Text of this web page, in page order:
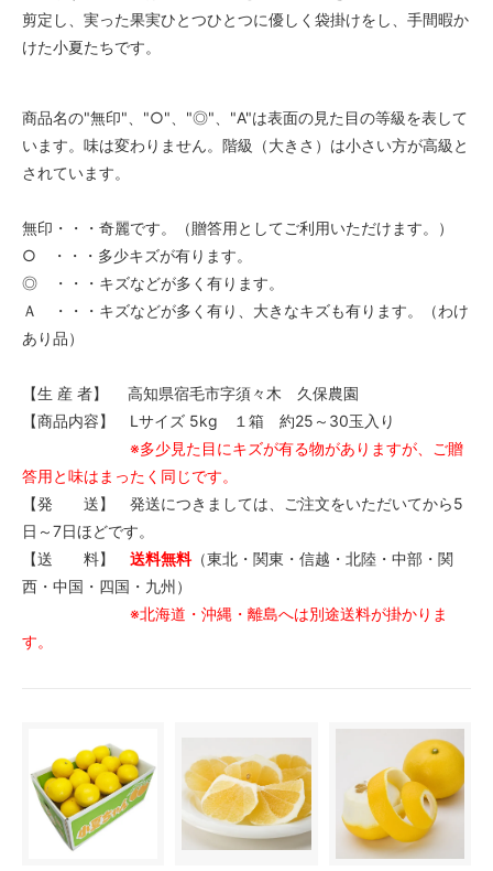
剪定し、実った果実ひとつひとつに優しく袋掛けをし、手間暇か
けた小夏たちです。
商品名の"無印"、"○"、"◎"、"A"は表面の見た目の等級を表して
います。味は変わりません。階級（大きさ）は小さい方が高級と
されています。
無印・・・奇麗です。（贈答用としてご利用いただけます。）
○ ・・・多少キズが有ります。
◎ ・・・キズなどが多く有ります。
Ａ ・・・キズなどが多く有り、大きなキズも有ります。（わけ
あり品）
【生 産 者】 高知県宿毛市字須々木 久保農園
【商品内容】 Lサイズ 5kg １箱 約25～30玉入り
※多少見た目にキズが有る物がありますが、ご贈
答用と味はまったく同じです。
【発 送】 発送につきましては、ご注文をいただいてから5
日～7日ほどです。
【送 料】 送料無料（東北・関東・信越・北陸・中部・関
西・中国・四国・九州）
※北海道・沖縄・離島へは別途送料が掛かりま
す。